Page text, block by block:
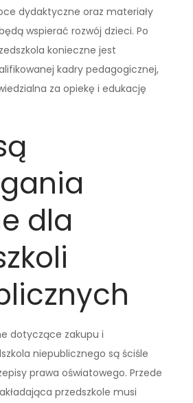
dydaktyczne oraz materiały
wspierać rozwój dzieci. Po
konieczne jest
kadry pedagogicznej,
za opiekę i edukację
dla
dotyczące zakupu i
niepublicznego są ściśle
prawa oświatowego. Przede
przedszkole musi